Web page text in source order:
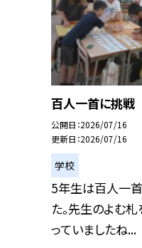
百人一首に挑
公開日 2026/07/16
更新日 2026/07/16
学校
5年生は百人一
た。先生のよむ
っていましたね...